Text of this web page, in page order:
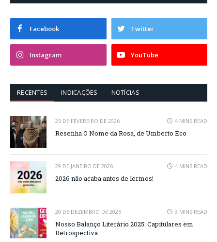
Facebook Twitter
Instagram YouTube
RECENTES INDICAÇÕES NOTÍCIAS
25 DE FEVEREIRO DE 2026 4 MINS READ
Resenha O Nome da Rosa, de Umberto Eco
29 DE JANEIRO DE 2026 4 MINS READ
2026 não acaba antes de lermos!
20 DE DEZEMBRO DE 2025 3 MINS READ
Nosso Balanço Literário 2025: Capitulares em
Retrospectiva